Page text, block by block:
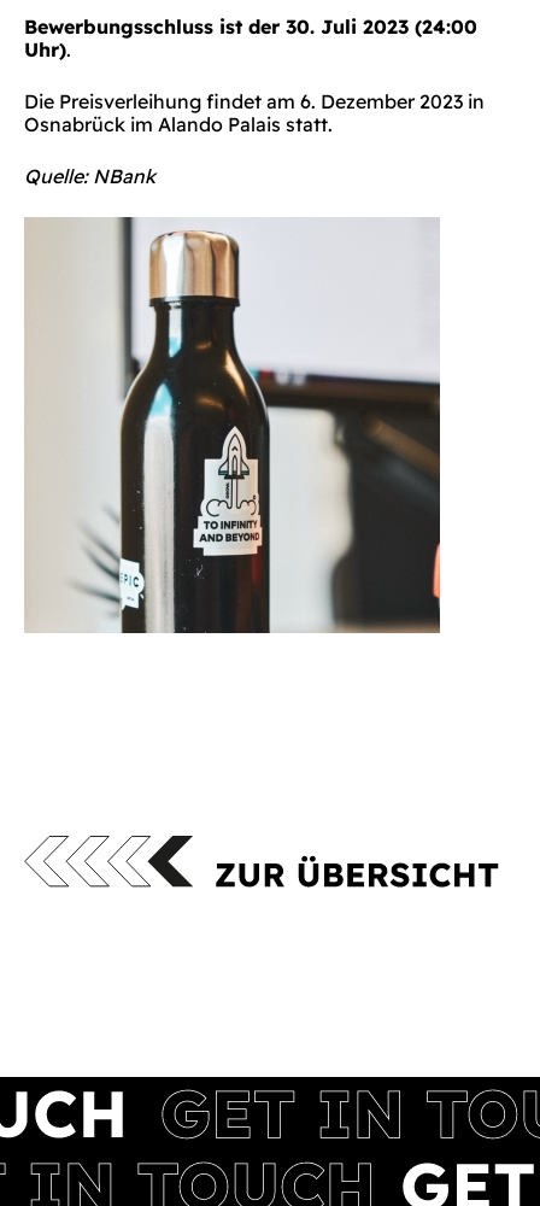
Bewerbungsschluss ist der 30. Juli 2023 (24:00
Uhr).
Die Preisverleihung findet am 6. Dezember 2023 in
Osnabrück im Alando Palais statt.
Quelle: NBank